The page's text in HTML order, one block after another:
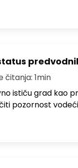
čitanja: 1min
ističu grad kao
pozornost